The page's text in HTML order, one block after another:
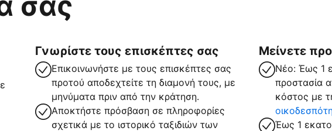
Γνωρίστε τους επισκέπτες σας
Επικοινωνήστε με τους επισκέπτες σας
προτού αποδεχτείτε τη διαμονή τους, με
μηνύματα πριν από την κράτηση.
Αποκτήστε πρόσβαση σε πληροφορίες
σχετικά με το ιστορικό ταξιδιών των
Μείνετε
Νέο: Έως 1
προστασία
κόστος με
Έως 1